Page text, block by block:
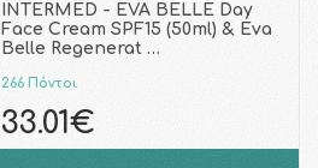
INTERMED - EVA BELLE Day
Face Cream SPF15 (50ml) & Eva
Belle Regenerat …
266 Πόντοι
33.01€